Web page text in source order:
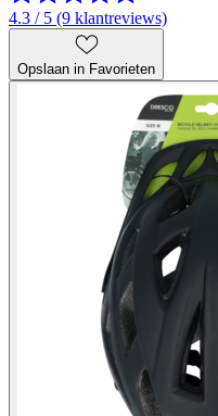
4.3 / 5 (9 klantreviews)
Opslaan in Favorieten